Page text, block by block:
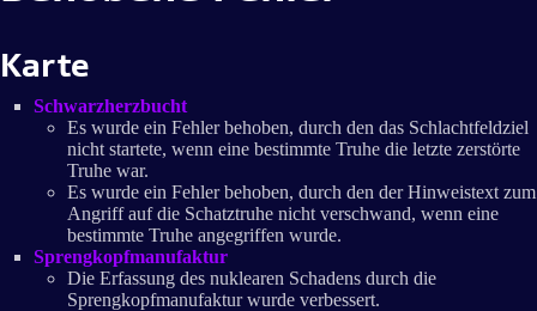
Karte
Schwarzherzbucht
Es wurde ein Fehler behoben, durch den das Schlachtfeldziel
nicht startete, wenn eine bestimmte Truhe die letzte zerstörte
Truhe war.
Es wurde ein Fehler behoben, durch den der Hinweistext zum
Angriff auf die Schatztruhe nicht verschwand, wenn eine
bestimmte Truhe angegriffen wurde.
Sprengkopfmanufaktur
Die Erfassung des nuklearen Schadens durch die
Sprengkopfmanufaktur wurde verbessert.